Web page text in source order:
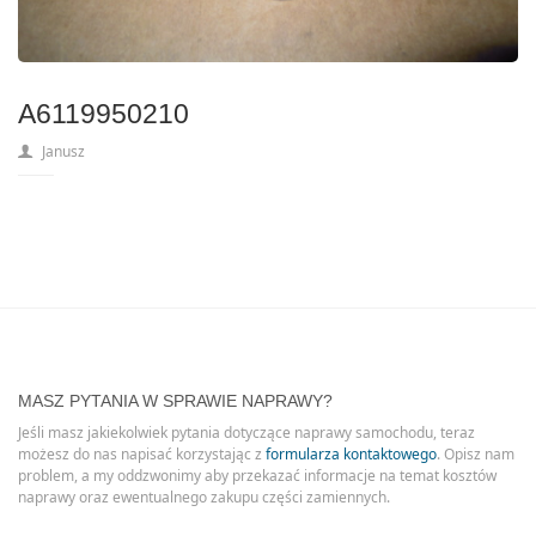
A6119950210
Janusz
MASZ PYTANIA W SPRAWIE NAPRAWY?
Jeśli masz jakiekolwiek pytania dotyczące naprawy samochodu, teraz
możesz do nas napisać korzystając z formularza kontaktowego. Opisz nam
problem, a my oddzwonimy aby przekazać informacje na temat kosztów
naprawy oraz ewentualnego zakupu części zamiennych.